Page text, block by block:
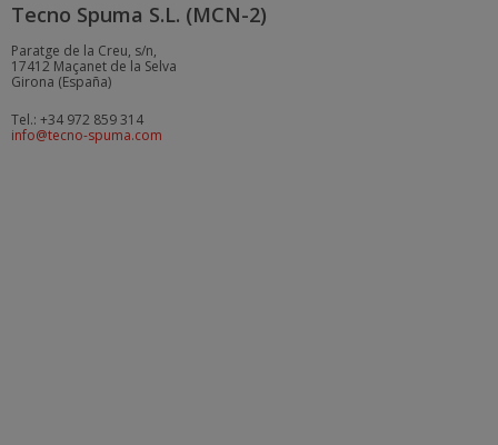
Tecno Spuma S.L. (MCN-2)
Paratge de la Creu, s/n,
17412 Maçanet de la Selva
Girona (España)
Tel.: +34 972 859 314
info@tecno-spuma.com